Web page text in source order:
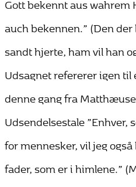
auch bekennen.” (Den
sandt hjerte, ham vil han
Udsagnet refererer igen
denne gang fra
Udsendelsestale ”Enhver,
for mennesker, vil jeg
fader, som er i himlene.”